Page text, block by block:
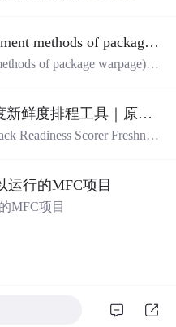
开发简单，极易上手、代
Go优秀性能框架性能和并
。
JEITA ED-7306 (Measurement methods of package warpage).pdf
of package warpage).p
自主编码变更回滚准备度新鲜度排程工具｜原创源码+测试+离线报告
Readiness Scorer Freshnes
、证据有效期和负责人安
SVG报告、测试与
运行的MFC项目
MFC项目